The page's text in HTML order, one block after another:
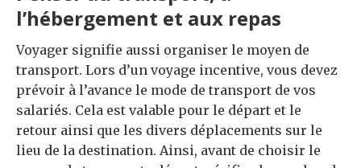
l’hébergement et aux repas
Voyager signifie aussi organiser le moyen de
transport. Lors d’un voyage incentive, vous devez
prévoir à l’avance le mode de transport de vos
salariés. Cela est valable pour le départ et le
retour ainsi que les divers déplacements sur le
lieu de la destination. Ainsi, avant de choisir le